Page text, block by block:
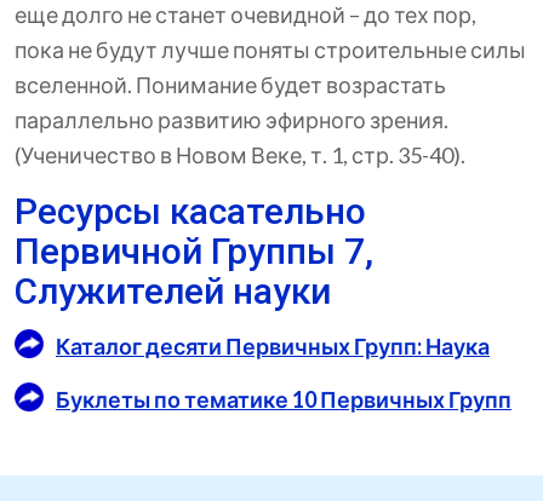
еще долго не станет очевидной – до тех пор,
пока не будут лучше поняты строительные силы
вселенной. Понимание будет возрастать
параллельно развитию эфирного зрения.
(Ученичество в Новом Веке, т. 1, стр. 35-40).
Ресурсы касательно
Первичной Группы 7,
Служителей науки
Каталог десяти Первичных Групп: Наука
Буклеты по тематике 10 Первичных Групп